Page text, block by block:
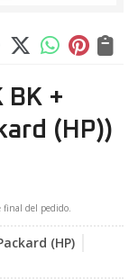
BK +
(HP))
final del pedido.
(HP)